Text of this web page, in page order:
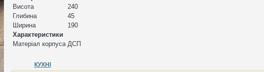
КУХНІ
Висота
240
Глибина
45
Ширина
190
Характеристики
Матеріал корпуса ДСП